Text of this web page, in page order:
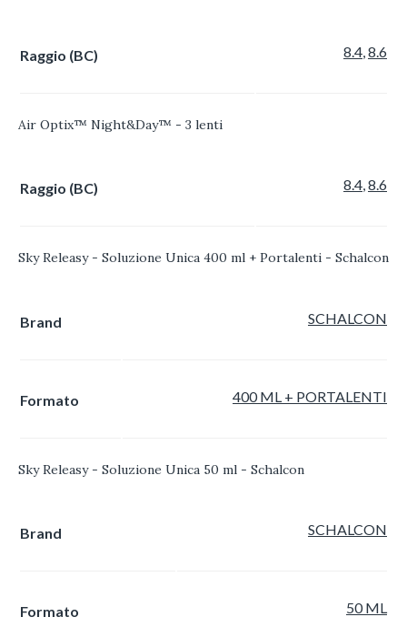
Raggio (BC) 8.4 8.6
Air Optix™ Night&Day™ - 3 lenti
Raggio (BC) 8.4,8.6
Sky Releasy - Soluzione Unica 400 ml + Portalenti - Schalcon
Brand SCHALCON
Formato 400 ML + PORTALENTI
Sky Releasy - Soluzione Unica 50 ml - Schalcon
Brand SCHALCON
Formato 50 ML